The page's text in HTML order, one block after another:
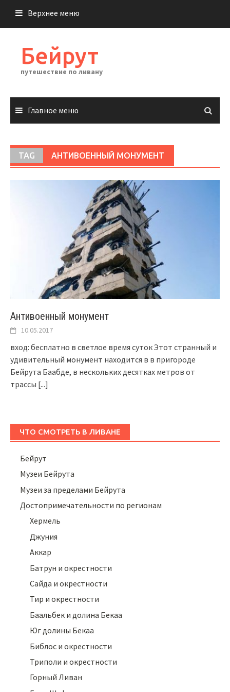
содержимому
Верхнее меню
Бейрут
путешествие по ливану
Главное меню
TAG АНТИВОЕННЫЙ МОНУМЕНТ
Антивоенный монумент
10.05.2017
вход: бесплатно в светлое время суток Этот странный и
удивительный монумент находится в в пригороде
Бейрута Баабде, в нескольких десятках метров от
трассы [...]
ЧТО СМОТРЕТЬ В ЛИВАНЕ
Бейрут
Музеи Бейрута
Музеи за пределами Бейрута
Достопримечательности по регионам
Хермель
Джуния
Аккар
Батрун и окрестности
Сайда и окрестности
Тир и окрестности
Баальбек и долина Бекаа
Юг долины Бекаа
Библос и окрестности
Триполи и окрестности
Горный Ливан